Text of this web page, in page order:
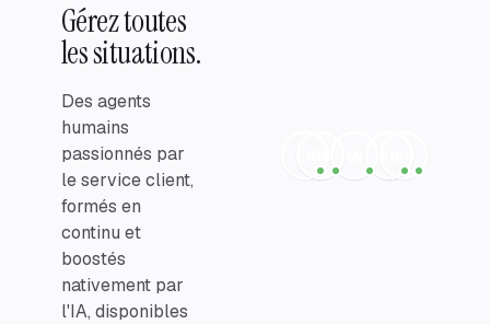
Gérez toutes
les situations.
Des agents
humains
passionnés par
le service client,
formés en
continu et
boostés
nativement par
l'IA, disponibles